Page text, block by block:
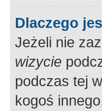
Dlaczego
Jeżeli nie
wizycie
podczas tej
kogoś